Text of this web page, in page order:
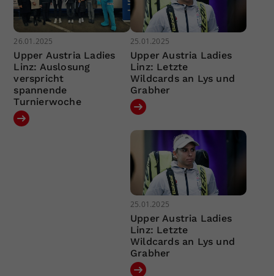
26.01.2025
Upper Austria Ladies
Linz: Auslosung
verspricht
spannende
Turnierwoche
25.01.2025
Upper Austria Ladies
Linz: Letzte
Wildcards an Lys und
Grabher
25.01.2025
Upper Austria Ladies
Linz: Letzte
Wildcards an Lys und
Grabher